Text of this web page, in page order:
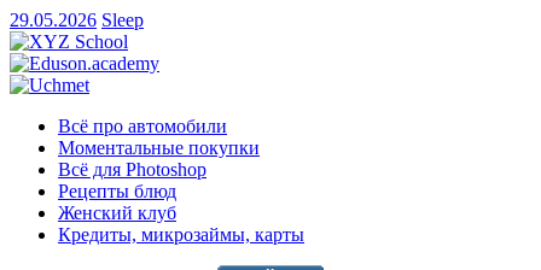
29.05.2026 Sleep
Всё про автомобили
Моментальные покупки
Всё для Photoshop
Рецепты блюд
Женский клуб
Кредиты, микрозаймы, карты